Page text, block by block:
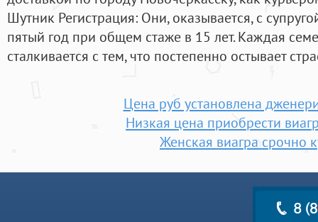
Шутник Регистрация: Они, оказывается, с
пятый год при общем стаже в 15 лет. Каждая
сталкивается с тем, что постепенно остывает
Цена руб установлена
Низкая цена приобрести
Женская виагра срочно